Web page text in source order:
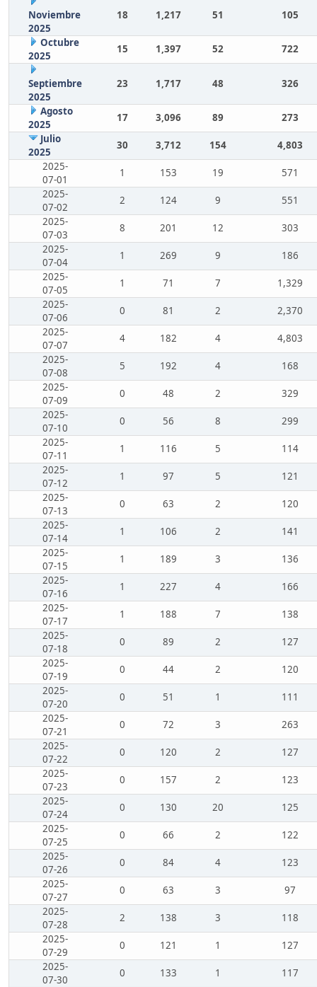
Noviembre
2025
18 1,217 51 105
Octubre
2025
15 1,397 52 722
Septiembre
2025
23 1,717 48 326
Agosto
2025
17 3,096 89
273
Julio
2025
30 3,712 154
4,803
2025-
07-01
1 153 19
571
2025-
07-02
2 124 9
551
2025-
07-03
8 201 12
303
2025-
07-04
1 269 9
186
2025-
07-05
1 71 7
1,329
2025-
07-06
0 81 2
2,370
2025-
07-07
4 182 4
4,803
2025-
07-08
5 192 4
168
2025-
07-09
0 48 2
329
2025-
07-10
0 56 8
299
2025-
07-11
1 116 5
114
2025-
07-12
1 97 5
121
2025-
07-13
0 63 2
120
2025-
07-14
1 106 2
141
2025-
07-15
1 189 3
136
2025-
07-16
1 227 4
166
2025-
07-17
1 188 7
138
2025-
07-18
0 89 2
127
2025-
07-19
0 44 2
120
2025-
07-20
0 51 1
111
2025-
07-21
0 72 3
263
2025-
07-22
0 120 2
127
2025-
07-23
0 157 2
123
2025-
07-24
0 130 20
125
2025-
07-25
0 66 2
122
2025-
07-26
0 84 4
123
2025-
07-27
0 63 3
97
2025-
07-28
2 138 3
118
2025-
07-29
0 121 1
127
2025-
07-30
0 133 1
117